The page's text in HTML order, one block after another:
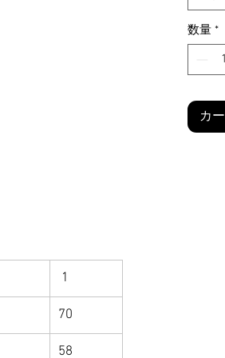
1
70
58
数量 *
カ